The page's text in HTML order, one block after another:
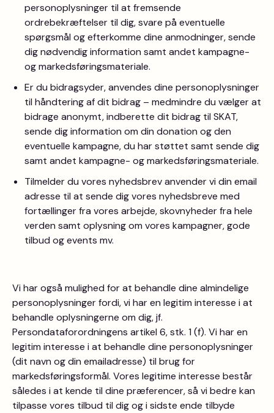
personoplysninger til at fremsende
ordrebekræftelser til dig, svare på eventuelle
spørgsmål og efterkomme dine anmodninger, sende
dig nødvendig information samt andet kampagne-
og markedsføringsmateriale.
Er du bidragsyder, anvendes dine personoplysninger
til håndtering af dit bidrag – medmindre du vælger at
bidrage anonymt, indberette dit bidrag til SKAT,
sende dig information om din donation og den
eventuelle kampagne, du har støttet samt sende dig
samt andet kampagne- og markedsføringsmateriale.
Tilmelder du vores nyhedsbrev anvender vi din email
adresse til at sende dig vores nyhedsbreve med
fortællinger fra vores arbejde, skovnyheder fra hele
verden samt oplysning om vores kampagner, gode
tilbud og events mv.
Vi har også mulighed for at behandle dine almindelige
personoplysninger fordi, vi har en legitim interesse i at
behandle oplysningerne om dig, jf.
Persondataforordningens artikel 6, stk. 1 (f). Vi har en
legitim interesse i at behandle dine personoplysninger
(dit navn og din emailadresse) til brug for
markedsføringsformål. Vores legitime interesse består
således i at kende til dine præferencer, så vi bedre kan
tilpasse vores tilbud til dig og i sidste ende tilbyde